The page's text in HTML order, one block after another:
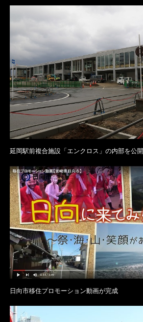
延岡駅前複合施設「エンクロス」の内部を公開
日向市移住プロモーション動画が完成